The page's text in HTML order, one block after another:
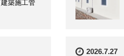
築施工管
2026.7.27